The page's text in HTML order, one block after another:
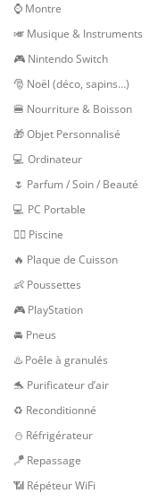
⌚ Montre
🎺 Musique & Instruments
🎮 Nintendo Switch
🎅 Noël (déco, sapins…)
🍔 Nourriture & Boisson
🎁 Objet Personnalisé
💻 Ordinateur
🌷 Parfum / Soin / Beauté
💻 PC Portable
🏊‍♂️ Piscine
🔥 Plaque de Cuisson
👶 Poussettes
🎮 PlayStation
🚘 Pneus
♨️ Poêle à granulés
🐬 Purificateur d’air
♻️ Reconditionné
⛄ Réfrigérateur
🪁 Repassage
📶 Répéteur WiFi